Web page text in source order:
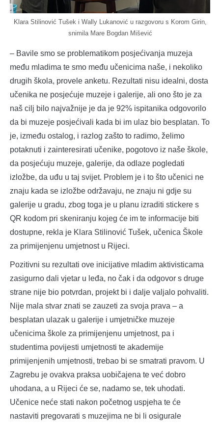
Klara Stilinović Tušek i Wally Lukanović u razgovoru s Korom Girin,
snimila Mare Bogdan Mišević
– Bavile smo se problematikom posjećivanja muzeja
među mladima te smo među učenicima naše, i nekoliko
drugih škola, provele anketu. Rezultati nisu idealni, dosta
učenika ne posjećuje muzeje i galerije, ali ono što je za
naš cilj bilo najvažnije je da je 92% ispitanika odgovorilo
da bi muzeje posjećivali kada bi im ulaz bio besplatan. To
je, između ostalog, i razlog zašto to radimo, želimo
potaknuti i zainteresirati učenike, pogotovo iz naše škole,
da posjećuju muzeje, galerije, da odlaze pogledati
izložbe, da uđu u taj svijet. Problem je i to što učenici ne
znaju kada se izložbe održavaju, ne znaju ni gdje su
galerije u gradu, zbog toga je u planu izraditi stickere s
QR kodom pri skeniranju kojeg će im te informacije biti
dostupne, rekla je Klara Stilinović Tušek, učenica Škole
za primijenjenu umjetnost u Rijeci.
Pozitivni su rezultati ove inicijative mladim aktivisticama
zasigurno dali vjetar u leđa, no čak i da odgovor s druge
strane nije bio potvrdan, projekt bi i dalje valjalo pohvaliti.
Nije mala stvar znati se zauzeti za svoja prava – a
besplatan ulazak u galerije i umjetničke muzeje
učenicima škole za primijenjenu umjetnost, pa i
studentima povijesti umjetnosti te akademije
primijenjenih umjetnosti, trebao bi se smatrati pravom. U
Zagrebu je ovakva praksa uobičajena te već dobro
uhodana, a u Rijeci će se, nadamo se, tek uhodati.
Učenice neće stati nakon početnog uspjeha te će
nastaviti pregovarati s muzejima ne bi li osigurale